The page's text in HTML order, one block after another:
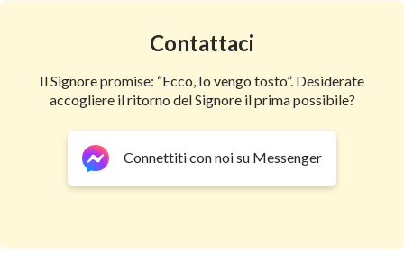
Contattaci
Il Signore promise: “Ecco, Io vengo tosto”. Desiderate
accogliere il ritorno del Signore il prima possibile?
Connettiti con noi su Messenger